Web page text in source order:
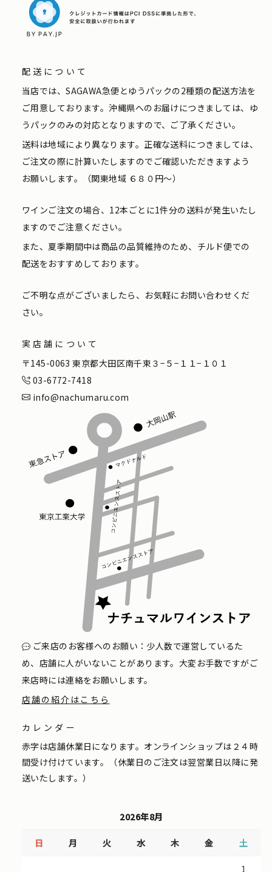
配送について
当店では、SAGAWA急便とゆうパックの2種類の配送方法を
ご用意しております。沖縄県へのお届けにつきましては、ゆ
うパックのみの対応となりますので、ご了承ください。
送料は地域により異なります。正確な送料につきましては、
ご注文の際に計算いたしますのでご確認いただきますよう
お願いします。（関東地域 ６８０円〜）
ワインご注文の場合、12本ごとに1件分の送料が発生いたし
ますのでご注意ください。
また、夏季期間中は商品の品質維持のため、チルド便での
配送をおすすめしております。
ご不明な点がございましたら、お気軽にお問い合わせくだ
さい。
実店舗について
〒145-0063 東京都大田区南千束３−５−１１−１０１
03-6772-7418
info@nachumaru.com
ご来店のお客様へのお願い：少人数で運営しているた
め、店舗に人がいないことがあります。大変お手数ですがご
来店時には連絡をお願いします。
店舗の紹介はこちら
カレンダー
赤字は店舗休業日になります。オンラインショップは２４時
間受け付けています。（休業日のご注文は翌営業日以降に発
送いたします。）
2026年8月
日 月 火 水 木 金 土
1